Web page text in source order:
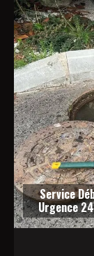
Service
Urgence